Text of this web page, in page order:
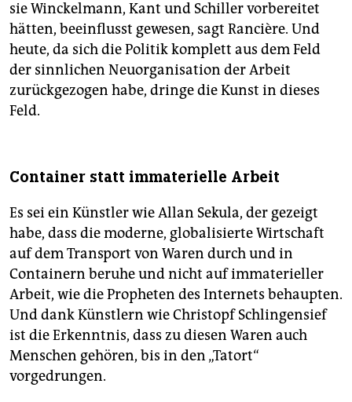
sie Winckelmann, Kant und Schiller vorbereitet
hätten, beeinflusst gewesen, sagt Rancière. Und
heute, da sich die Politik komplett aus dem Feld
der sinnlichen Neuorganisation der Arbeit
zurückgezogen habe, dringe die Kunst in dieses
Feld.
Container statt immaterielle Arbeit
Es sei ein Künstler wie Allan Sekula, der gezeigt
habe, dass die moderne, globalisierte Wirtschaft
auf dem Transport von Waren durch und in
Containern beruhe und nicht auf immaterieller
Arbeit, wie die Propheten des Internets behaupten.
Und dank Künstlern wie Christopf Schlingensief
ist die Erkenntnis, dass zu diesen Waren auch
Menschen gehören, bis in den „Tatort“
vorgedrungen.